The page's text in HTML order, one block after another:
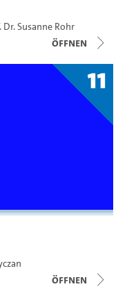
Dr. Susanne Rohr
Öffnen
11
Öffnen